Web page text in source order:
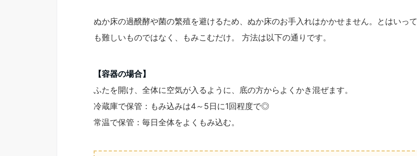
ぬか床の過醗酵や菌の繁殖を避けるため、ぬか床のお手入れはかかせません。とはいって
も難しいものではなく、もみこむだけ。 方法は以下の通りです。
【容器の場合】
ふたを開け、全体に空気が入るように、底の方からよくかき混ぜます。
冷蔵庫で保管：もみ込みは4～5日に1回程度で◎
常温で保管：毎日全体をよくもみ込む。